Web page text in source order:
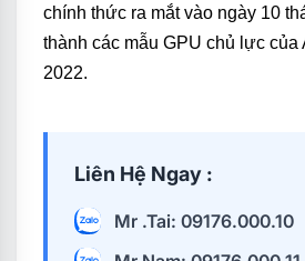
chính thức ra mắt vào ngày 10
thành các mẫu GPU chủ lực của
2022.
Liên Hệ Ngay :
Mr .Tai: 09176.000.10